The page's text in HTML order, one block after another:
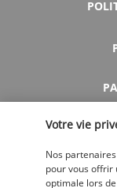
Votre vie
Nos
pour vous offrir
optimale lors